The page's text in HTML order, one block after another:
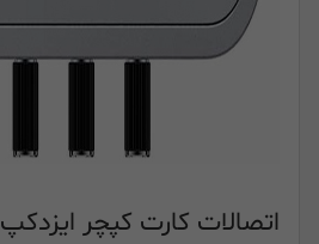
اتصالات کارت کپچر ایزدکپ 332: